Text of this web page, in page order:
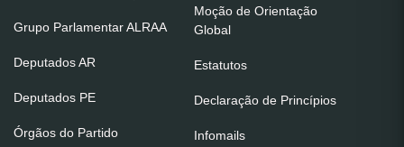
Grupo Parlamentar ALRAA
Deputados AR
Deputados PE
Órgãos do Partido
Moção de Orientação
Global
Estatutos
Declaração de Princípios
Infomails